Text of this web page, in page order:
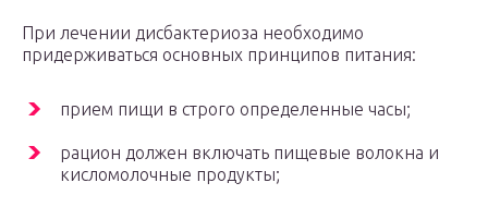
При лечении дисбактериоза необходимо
придерживаться основных принципов питания:
прием пищи в строго определенные часы;
рацион должен включать пищевые волокна и
кисломолочные продукты;